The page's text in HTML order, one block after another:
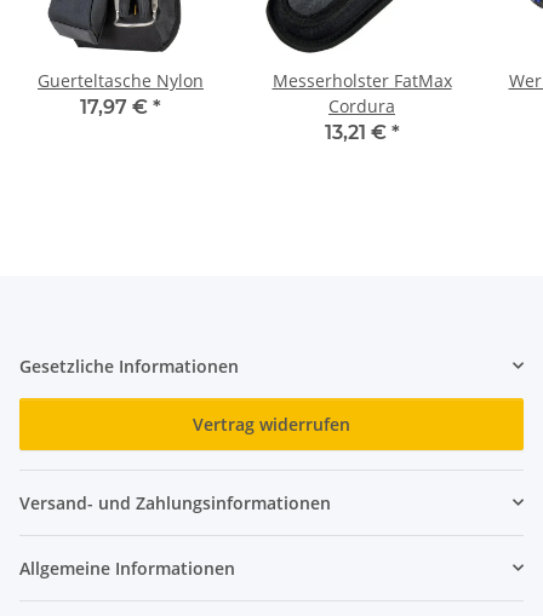
Guerteltasche Nylon
17,97 € *
Messerholster FatMax
Cordura
13,21 € *
Gesetzliche Informationen
Vertrag widerrufen
Versand- und Zahlungsinformationen
Allgemeine Informationen